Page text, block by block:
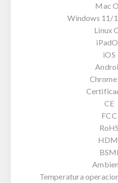
Mac
Windows 11/
Linux
iOS
Chrome
CE
FCC
RoHS
BSMI
Temperatura